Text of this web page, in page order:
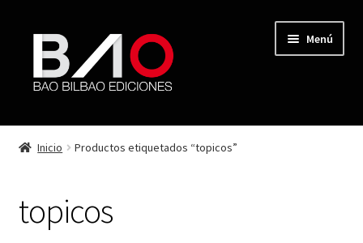
Menú
TIENDA
AUTORES
Inicio Productos etiquetados “topicos”
topicos